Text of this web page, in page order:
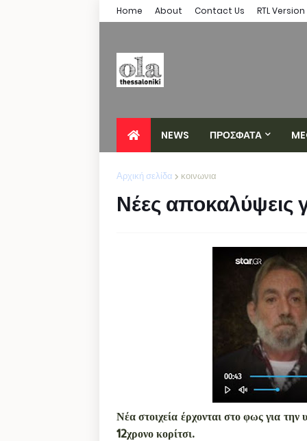
Home About Contact Us RTL Version
NEWS ΠΡΟΣΦΑΤΑ
Αρχική σελίδα κοινωνια
Νέες αποκαλύψεις
Νέα στοιχεία έρχονται στο φως για
12χρονο κορίτσι.